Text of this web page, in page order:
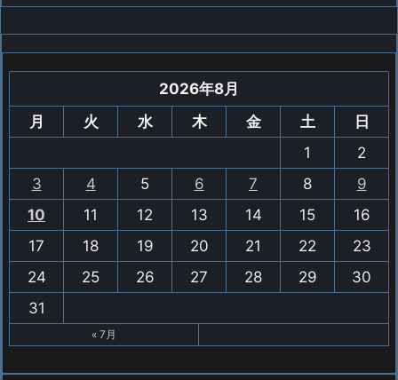
2026年8月
月
火 水 木 金 土
日
1
2
3
4 5 6 7 8
9
10
11 12 13 14 15
16
17
18 19 20 21 22
23
24
25 26 27 28 29
30
31
« 7月